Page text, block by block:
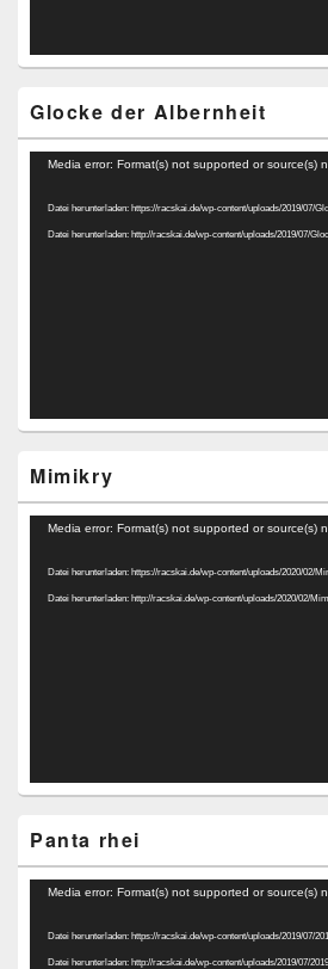
Glocke der Albernheit
Video-
Media error: Format(s) not supported or source(s)
Datei herunterladen: https://racskai.de/wp-content/uploads/2019/07/
Datei herunterladen: http://racskai.de/wp-content/uploads/2019/07/
Mimikry
Video-
Media error: Format(s) not supported or source(s)
Datei herunterladen: https://racskai.de/wp-content/uploads/2020/02/
Datei herunterladen: http://racskai.de/wp-content/uploads/2020/02/
Panta rhei
Video-
Media error: Format(s) not supported or source(s)
Datei herunterladen: https://racskai.de/wp-content/uploads/2019/07/
Datei herunterladen: http://racskai.de/wp-content/uploads/2019/07/